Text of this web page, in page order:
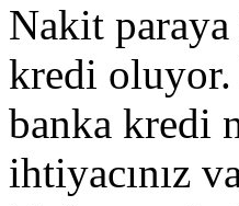
Nakit
kredi
banka kredi
ihtiyacınız